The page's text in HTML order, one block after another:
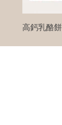
高鈣乳酪餅